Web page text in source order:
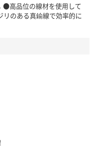
●高品位の線材を使用して
リのある真鍮線で効率的に